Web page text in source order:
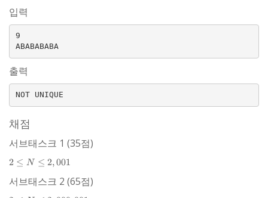
입력
9
ABABABABA
출력
채점
서브태스크 1 (35점)
2 \le
2,001
2 ≤ N ≤ 2,001
서브태스크 2 (65점)